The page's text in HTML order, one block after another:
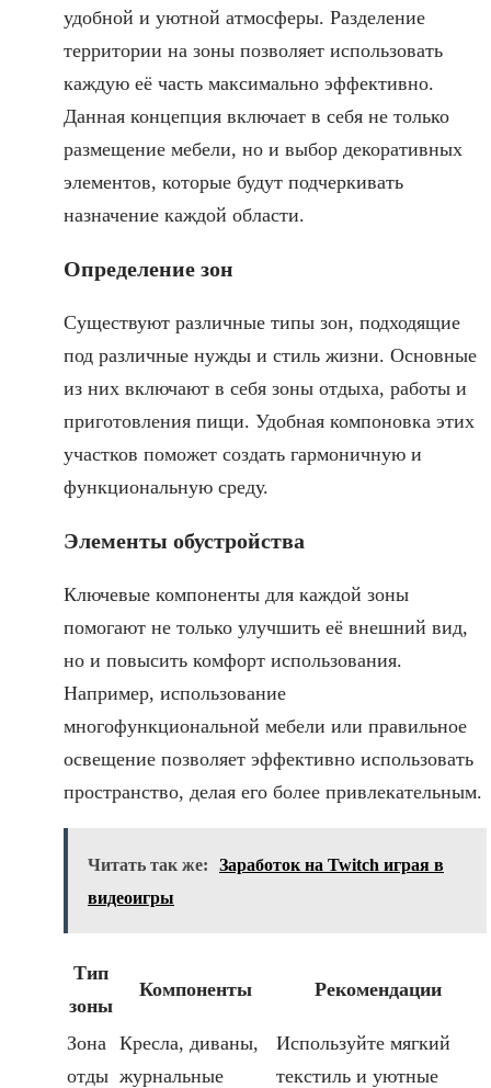
удобной и уютной атмосферы. Разделение
территории на зоны позволяет использовать
каждую её часть максимально эффективно.
Данная концепция включает в себя не только
размещение мебели, но и выбор декоративных
элементов, которые будут подчеркивать
назначение каждой области.
Определение зон
Существуют различные типы зон, подходящие
под различные нужды и стиль жизни. Основные
из них включают в себя зоны отдыха, работы и
приготовления пищи. Удобная компоновка этих
участков поможет создать гармоничную и
функциональную среду.
Элементы обустройства
Ключевые компоненты для каждой зоны
помогают не только улучшить её внешний вид,
но и повысить комфорт использования.
Например, использование
многофункциональной мебели или правильное
освещение позволяет эффективно использовать
пространство, делая его более привлекательным.
Читать так же:
Заработок на Twitch играя в
видеоигры
Тип
зоны
Компоненты Рекомендации
Зона
отды
Кресла, диваны,
журнальные
Используйте мягкий
текстиль и уютные